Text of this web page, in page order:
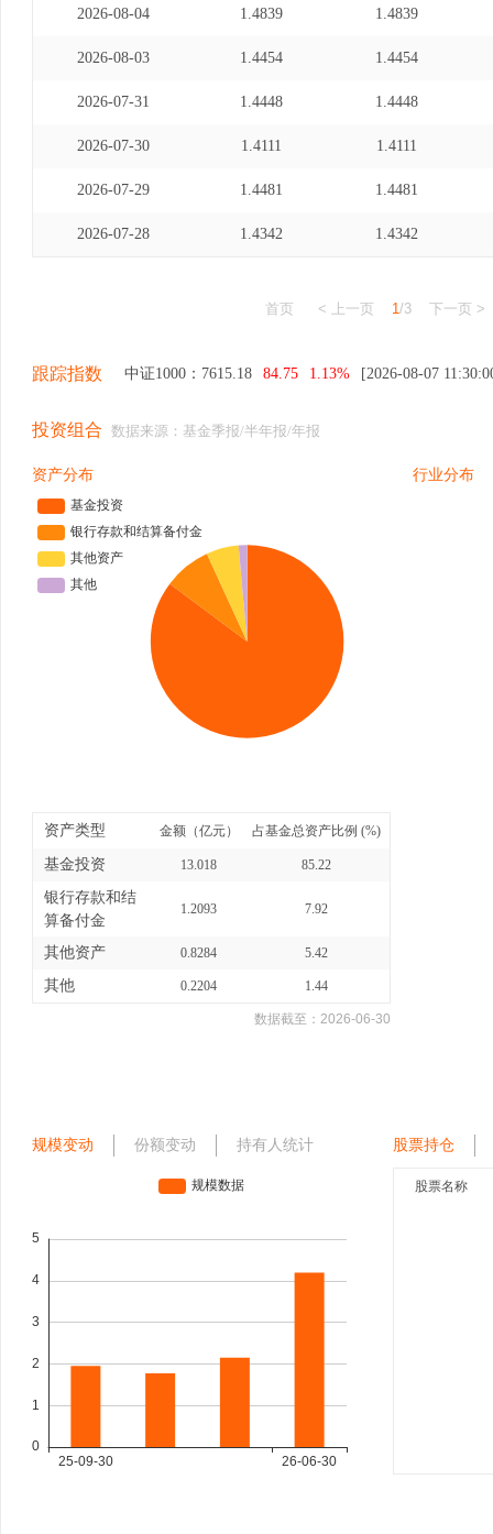
2026-08-04 1.4839 1.4839
2026-08-03 1.4454 1.4454
2026-07-31 1.4448 1.4448
2026-07-30 1.4111 1.4111
2026-07-29 1.4481 1.4481
2026-07-28 1.4342 1.4342
首页 < 上一页 1/3 下一页 >
跟踪指数 中证1000： 7615.18 84.75 1.13% [2026-08-07
投资组合 数据来源：基金季报/半年报/年报
资产分布
资产类型 金额（亿元） 占基金总资产比例 (%)
基金投资 13.018 85.22
银行存款和结
算备付金
1.2093 7.92
其他资产 0.8284 5.42
其他 0.2204 1.44
数据截至： 2026-06-30
行业分布
规模变动 份额变动 持有人统计 股票持仓
股票名称